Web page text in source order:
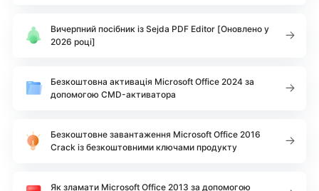
Вичерпний посібник із Sejda PDF Editor [Оновлено у
2026 році]
Безкоштовна активація Microsoft Office 2024 за
допомогою CMD-активатора
Безкоштовне завантаження Microsoft Office 2016
Crack із безкоштовними ключами продукту
Як зламати Microsoft Office 2013 за допомогою